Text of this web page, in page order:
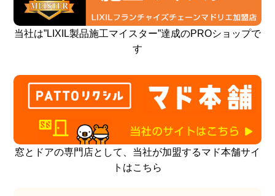
当社は”LIXIL製品施工マイスター”達成のPROショップで
す
窓とドアの専門店として、当社が加盟するマド本舗サイ
トはこちら